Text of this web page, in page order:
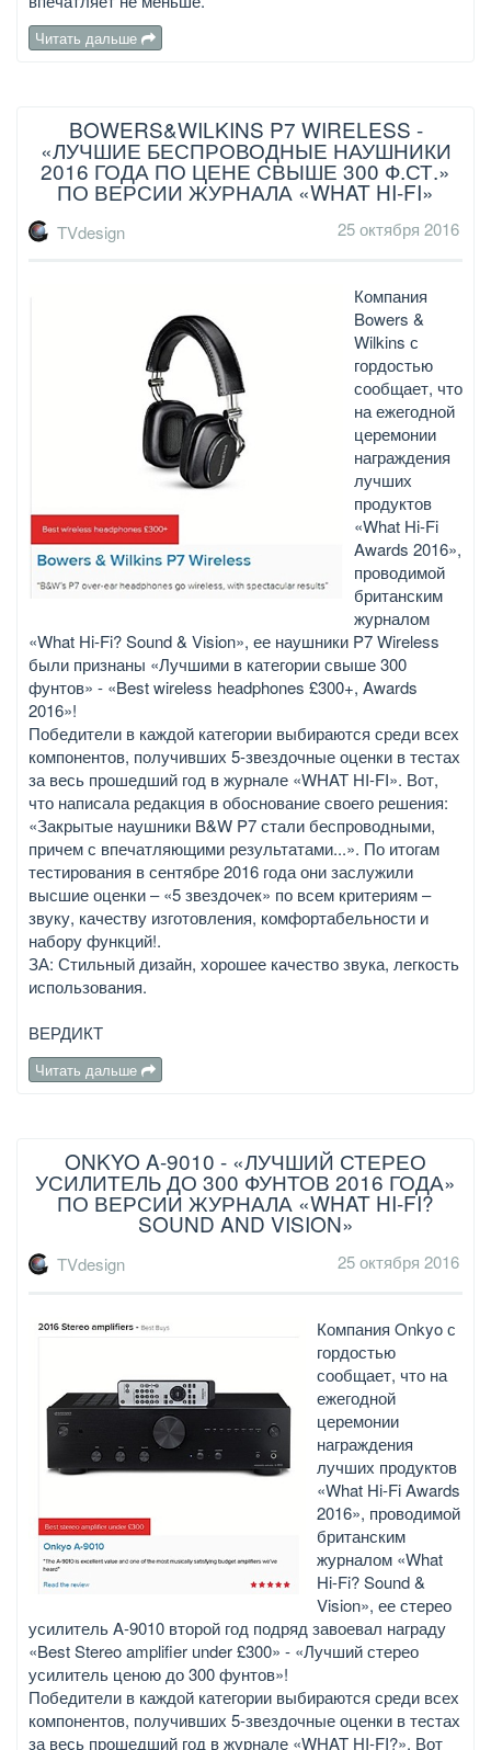
Читать дальше
BOWERS&WILKINS P7 WIRELESS -
«ЛУЧШИЕ БЕСПРОВОДНЫЕ НАУШНИКИ
2016 ГОДА ПО ЦЕНЕ СВЫШЕ 300 Ф.СТ.»
ПО ВЕРСИИ ЖУРНАЛА «WHAT HI-FI»
TVdesign 25 октября 2016
Компания
Bowers &
Wilkins с
гордостью
сообщает, что
на ежегодной
церемонии
награждения
лучших
продуктов
«What Hi-Fi
Awards 2016»,
проводимой
британским
журналом
«What Hi-Fi? Sound & Vision», ее наушники P7 Wireless
были признаны «Лучшими в категории свыше 300
фунтов» - «Best wireless headphones £300+, Awards
2016»!
Победители в каждой категории выбираются среди всех
компонентов, получивших 5-звездочные оценки в тестах
за весь прошедший год в журнале «WHAT HI-FI». Вот,
что написала редакция в обоснование своего решения:
«Закрытые наушники B&W P7 стали беспроводными,
причем с впечатляющими результатами...». По итогам
тестирования в сентябре 2016 года они заслужили
высшие оценки – «5 звездочек» по всем критериям –
звуку, качеству изготовления, комфортабельности и
набору функций!.
ЗА: Стильный дизайн, хорошее качество звука, легкость
использования.
ВЕРДИКТ
Читать дальше
ONKYO A-9010 - «ЛУЧШИЙ СТЕРЕО
УСИЛИТЕЛЬ ДО 300 ФУНТОВ 2016 ГОДА»
ПО ВЕРСИИ ЖУРНАЛА «WHAT HI-FI?
SOUND AND VISION»
TVdesign 25 октября 2016
Компания Onkyo с
гордостью
сообщает, что на
ежегодной
церемонии
награждения
лучших продуктов
«What Hi-Fi Awards
2016», проводимой
британским
журналом «What
Hi-Fi? Sound &
Vision», ее стерео
усилитель A-9010 второй год подряд завоевал награду
«Best Stereo amplifier under £300» - «Лучший стерео
усилитель ценою до 300 фунтов»!
Победители в каждой категории выбираются среди всех
компонентов, получивших 5-звездочные оценки в тестах
за весь прошедший год в журнале «WHAT HI-FI?». Вот